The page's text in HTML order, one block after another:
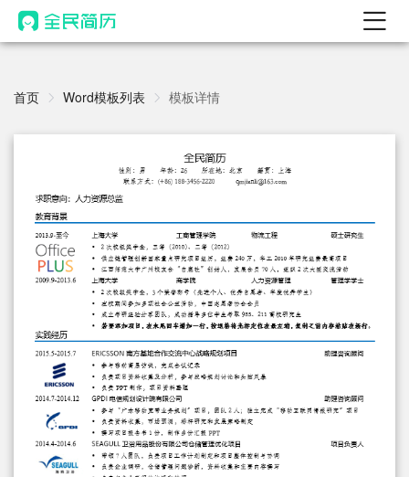
AI 简历工具 热门
AI 生成简历
AI 优化简历
AI 翻译简历
AI 诊断简历
AI 模拟面试
面试自我介绍
AI 职场工具 New
简历模板
简历教程
登录 / 注册
首页 Word模板列表 模板详情